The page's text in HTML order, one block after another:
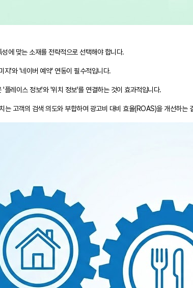
에 맞는 소재를 전략적으로 선택해야 합니다.
지'와 '네이버 예약' 연동이 필수적입니다.
'플레이스 정보'와 '위치 정보'를 연결하는 것이 효과적입니다.
는 고객의 검색 의도와 부합하여 광고비 대비 효율(ROAS)을 개선하는